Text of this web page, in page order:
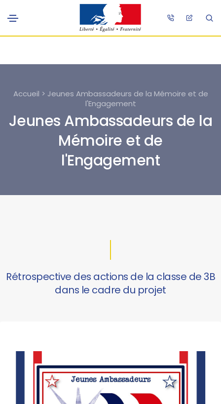
Accueil > Jeunes Ambassadeurs de la Mémoire et de
l'Engagement
Jeunes Ambassadeurs de la
Mémoire et de
l'Engagement
Rétrospective des actions de la classe de 3B
dans le cadre du projet